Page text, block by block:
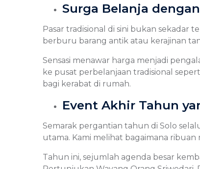
Surga Belanja
Pasar tradisional di sini bukan sekadar
berburu barang antik atau kerajinan
Sensasi menawar harga menjadi
ke pusat perbelanjaan tradisional
bagi kerabat di rumah.
Event Akhir Tahun
Semarak pergantian tahun di Solo
utama. Kami melihat bagaimana
Tahun ini, sejumlah agenda besar